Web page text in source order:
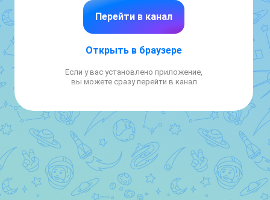
Перейти в канал
Открыть в браузере
Если у вас установлено приложение,
вы можете сразу перейти в канал